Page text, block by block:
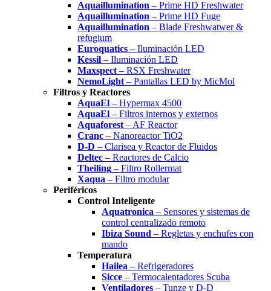
Aquaillumination – Prime HD Freshwater
Aquaillumination – Prime HD Fuge
Aquaillumination – Blade Freshwatwer &
refugium
Euroquatics – Iluminación LED
Kessil – Iluminación LED
Maxspect – RSX Freshwater
NemoLight – Pantallas LED by MicMol
Filtros y Reactores
AquaEl – Hypermax 4500
AquaEl – Filtros internos y externos
Aquaforest – AF Reactor
Cranc – Nanoreactor TiO2
D-D – Clarisea y Reactor de Fluidos
Deltec – Reactores de Calcio
Theiling – Filtro Rollermat
Xaqua – Filtro modular
Periféricos
Control Inteligente
Aquatronica – Sensores y sistemas de
control centralizado remoto
Ibiza Sound – Regletas y enchufes con
mando
Temperatura
Hailea – Refrigeradores
Sicce – Termocalentadores Scuba
Ventiladores – Tunze y D-D